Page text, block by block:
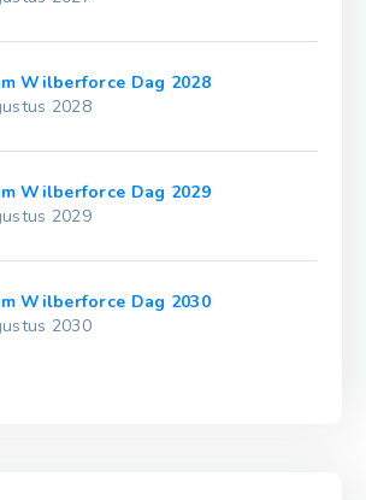
Wilberforce Dag 2028
2028
Wilberforce Dag 2029
2029
Wilberforce Dag 2030
2030